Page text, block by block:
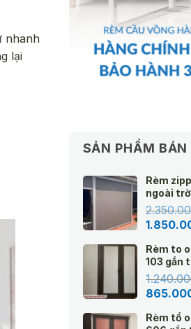
nhanh
lại
SẢN PHẨM BÁN
Rèm
ngoài
Amazon
Giá
là:
Rèm to
103 gắn
kính hệ
Giá
là:
Rèm tổ